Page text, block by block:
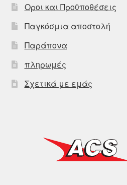
Οροι και Προϋποθέσεις
Παγκόσμια αποστολή
Παράπονα
πληρωμές
Σχετικά με εμάς